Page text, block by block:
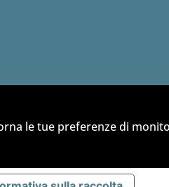
le tue preferenze di